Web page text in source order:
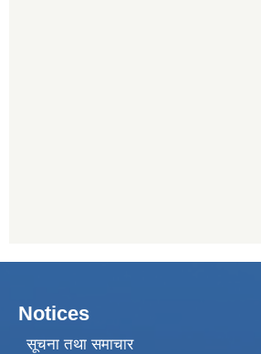
Notices
सूचना तथा समाचार